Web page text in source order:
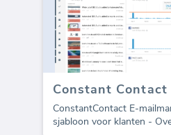
ConstantContact E-
sjabloon voor klanten -